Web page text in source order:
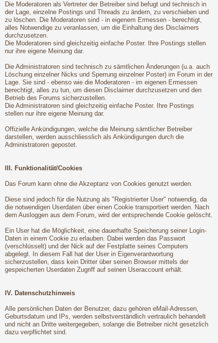
Die Moderatoren als Vertreter der Betreiber sind befugt und technisch in
der Lage, einzelne Postings und Threads zu ändern, zu verschieben und
zu löschen. Die Moderatoren sind - in eigenem Ermessen - berechtigt,
alles Notwendige zu veranlassen, um die Einhaltung des Disclaimers
durchzusetzen.
Die Moderatoren sind gleichzeitig einfache Poster. Ihre Postings stellen
nur ihre eigene Meinung dar.
Die Administratoren sind technisch zu sämtlichen Änderungen (u.a. auch
Löschung einzelner Nicks und Sperrung einzelner Poster) im Forum in der
Lage. Sie sind - ebenso wie die Moderatoren - im eigenen Ermessen
berechtigt, alles zu tun, um diesen Disclaimer durchzusetzen und den
Betrieb des Forums sicherzustellen.
Die Administratoren sind gleichzeitig einfache Poster. Ihre Postings
stellen nur ihre eigene Meinung dar.
Offizielle Ankündigungen, welche die Meinung sämtlicher Betreiber
darstellen, werden ausschliesslich als Ankündigungen durch die
Administratoren gepostet.
III. Funktionalität/Cookies
Das Forum kann ohne die Akzeptanz von Cookies genutzt werden.
Diese sind jedoch für die Nutzung als "Registrierter User" notwendig, da
die notwendigen Userdaten über einen Cookie transportiert werden. Nach
dem Ausloggen aus dem Forum, wird der entsprechende Cookie gelöscht.
Ein User hat die Möglichkeit, eine dauerhafte Speicherung seiner Login-
Daten in einem Cookie zu erlauben. Dabei werden das Passwort
(verschlüsselt) und der Nick auf der Festplatte seines Computers
abgelegt. In diesem Fall hat der User in Eigenverantwortung
sicherzustellen, dass kein Dritter über seinen Browser mittels der
gespeicherten Userdaten Zugriff auf seinen Useraccount erhält.
IV. Datenschutzhinweis
Alle persönlichen Daten der Benutzer, dazu gehören eMail-Adressen,
Geburtsdatum und IPs, werden selbstverständlich vertraulich behandelt
und nicht an Dritte weitergegeben, solange die Betreiber nicht gesetzlich
dazu verpflichtet sind.